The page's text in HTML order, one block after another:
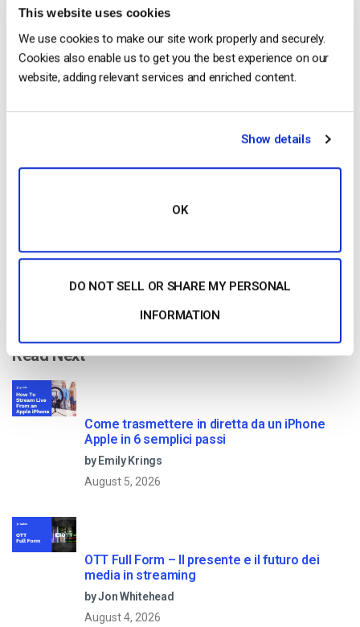
This website uses cookies
We use cookies to make our site work properly and securely.
Cookies also enable us to get you the best experience on our
website, adding relevant services and enriched content.
Show details
OK
DO NOT SELL OR SHARE MY PERSONAL
INFORMATION
Get Started!
Start streaming immediately
Read Next
Come trasmettere in diretta da un iPhone
Apple in 6 semplici passi
by Emily Krings
August 5, 2026
OTT Full Form – Il presente e il futuro dei
media in streaming
by Jon Whitehead
August 4, 2026